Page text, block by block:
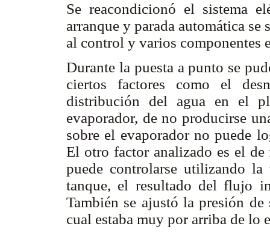
Se reacondicionó el sistema
arranque y parada automática
al control y varios componentes
Durante la puesta a punto se
ciertos factores como el
distribución del agua en el
evaporador, de no producirse
sobre el evaporador no puede
El otro factor analizado es el
puede controlarse utilizando
tanque, el resultado del flujo
También se ajustó la presión
cual estaba muy por arriba de lo